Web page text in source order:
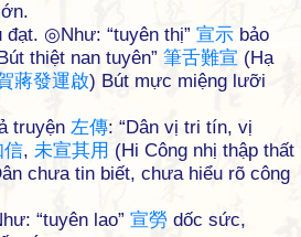
◎Như: “tuyên thị” 宣示 bảo
thiệt nan tuyên” 筆舌難宣 (Hạ
蔣發運啟) Bút mực miệng lưỡi
truyện 左傳: “Dân vị tri tín, vị
信, 未宣其用 (Hi Công nhị thập thất
chưa tin biết, chưa hiểu rõ công
“tuyên lao” 宣勞 dốc sức,